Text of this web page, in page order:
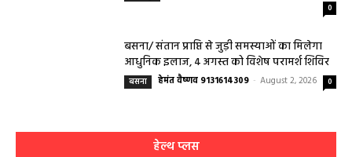
0
बसना/ संतान प्राप्ति से जुड़ी समस्याओं का मिलेगा
आधुनिक इलाज, 4 अगस्त को विशेष परामर्श शिविर
बसना हेमंत वैष्णव 9131614309 - August 2, 2026 0
हेल्थ प्लस